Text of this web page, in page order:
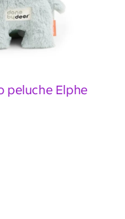
peluche Elphe